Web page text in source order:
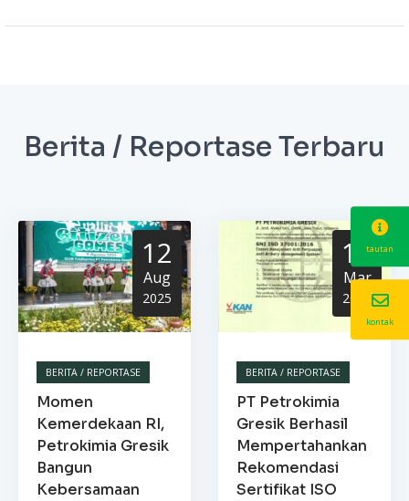
Berita / Reportase Terbaru
12
Aug
2025
BERITA / REPORTASE
Momen
Kemerdekaan RI,
Petrokimia Gresik
Bangun
Kebersamaan
13
Mar
2025
BERITA / REPORTASE
PT Petrokimia
Gresik Berhasil
Mempertahankan
Rekomendasi
Sertifikat ISO
tautan
kontak